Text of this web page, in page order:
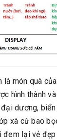
là món quà
hình thành
dương,
xà cừ bao
đem lại vẻ